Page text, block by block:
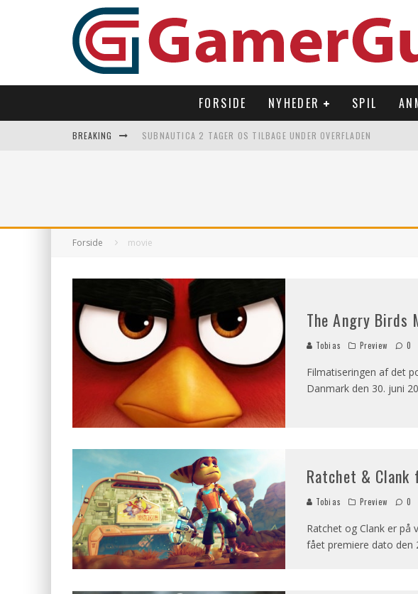
FORSIDE NYHEDER SPIL
BREAKING SUBNAUTICA 2 TAGER OS TILBAGE UNDER OVERFLADEN
Forside movie
The Angry Birds
Tobias Preview 0
Filmatiseringen af det
Danmark den 30. juni
Ratchet &
Tobias Preview 0
Ratchet og Clank er
fået premiere dato den